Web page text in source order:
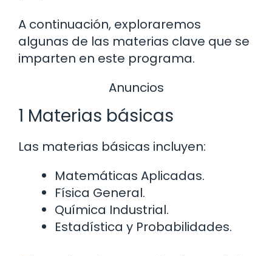
A continuación, exploraremos
algunas de las materias clave que se
imparten en este programa.
Anuncios
1 Materias básicas
Las materias básicas incluyen:
Matemáticas Aplicadas.
Física General.
Química Industrial.
Estadística y Probabilidades.